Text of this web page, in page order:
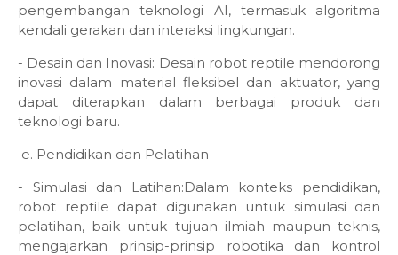
pengembangan teknologi AI, termasuk algoritma
kendali gerakan dan interaksi lingkungan.
- Desain dan Inovasi: Desain robot reptile mendorong
inovasi dalam material fleksibel dan aktuator, yang
dapat diterapkan dalam berbagai produk dan
teknologi baru.
e. Pendidikan dan Pelatihan
- Simulasi dan Latihan:Dalam konteks pendidikan,
robot reptile dapat digunakan untuk simulasi dan
pelatihan, baik untuk tujuan ilmiah maupun teknis,
mengajarkan prinsip-prinsip robotika dan kontrol